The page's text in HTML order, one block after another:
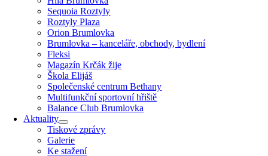
Sequoia Roztyly
Roztyly Plaza
Orion Brumlovka
Brumlovka – kanceláře, obchody, bydlení
Fleksi
Magazín Krčák žije
Škola Elijáš
Společenské centrum Bethany
Multifunkční sportovní hřiště
Balance Club Brumlovka
Aktuality
Tiskové zprávy
Galerie
Ke stažení